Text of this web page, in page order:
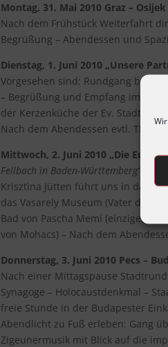
Montag, 31. Mai 2010 Graz – Osijek
Nach dem Frühstück Weiterfahrt
Begrüßung – Abendessen und
Dienstag, 1. Juni 2010 „Unsere
Vorgesehen sind: Rundgang bzw.
– Begrüßung und Empfang im
der Kerzenküche der Ev.
Nach dem Abendessen evtl.
Mittwoch, 2. Juni 2010 „Die
Fellbach in Baden-Württemberg“
Krisztina Jütten führt uns in das
das Vasarely Museum (Vater der
Bad von Pascha Memi (einziges
von Mohacs) – Nach dem
Donnerstag, 3. Juni 2010 Pecs –
Nach einer Mittagspause
Synagoge – Holocaustdenkmal –
freie Stunde in der Budapester
Abendlicht zu Fuß erleben: Gang
Zigeunermusik mit Blick auf die